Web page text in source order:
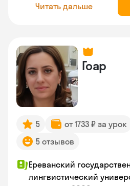
Читать дальше
Гоар
5 от 1733 ₽ за урок
5 отзывов
Ереванский
лингвистический